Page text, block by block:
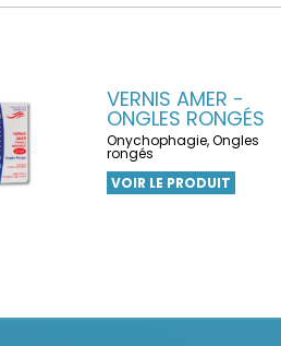
VERNIS AMER -
ONGLES RONGÉS
Onychophagie, Ongles
rongés
VOIR LE PRODUIT